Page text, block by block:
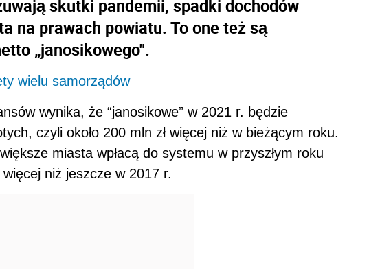
skutki pandemii, spadki dochodów
na prawach powiatu. To one też są
„janosikowego".
wielu samorządów
wynika, że “janosikowe” w 2021 r. będzie
czyli około 200 mln zł więcej niż w bieżącym roku.
miasta wpłacą do systemu w przyszłym roku
niż jeszcze w 2017 r.